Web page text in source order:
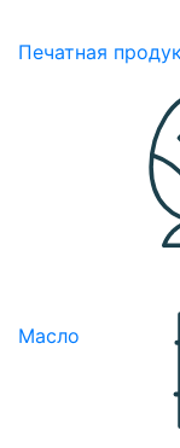
Печатная
Масло